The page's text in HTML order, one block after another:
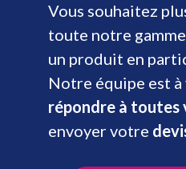
Vous souhaitez
toute notre
un produit en
Notre équipe est
répondre à toutes
envoyer votre